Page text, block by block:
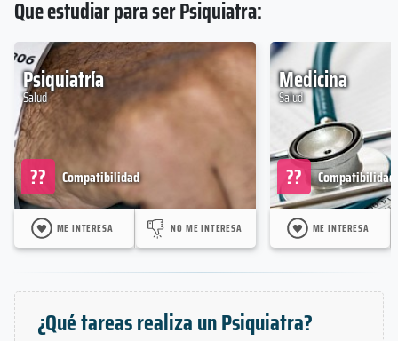
Que estudiar para ser Psiquiatra:
Psiquiatría
Salud
Compatibilidad
??
ME INTERESA NO ME INTERESA
Medicina
Salud
Compatibilidad
??
ME INTERESA
¿Qué tareas realiza un Psiquiatra?